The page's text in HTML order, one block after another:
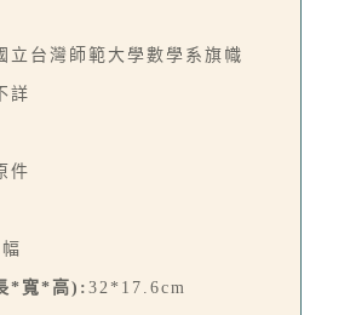
立台灣師範大學數學系旗幟
詳
件
*寬*高): 32*17.6cm